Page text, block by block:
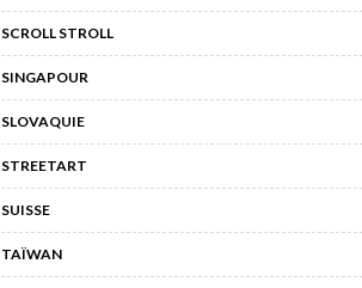
SCROLL STROLL
SINGAPOUR
SLOVAQUIE
STREETART
SUISSE
TAÏWAN